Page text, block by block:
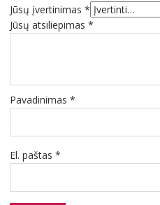
Jūsų įvertinimas *
Jūsų atsiliepimas *
Pavadinimas *
El. paštas *